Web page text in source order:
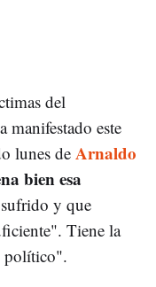
del
manifestado este
lunes de Arnaldo
bien esa
y que
Tiene la
político".